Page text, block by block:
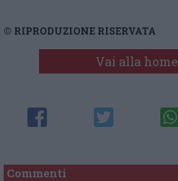
© RIPRODUZIONE RISERVATA
Vai alla home
Commenti